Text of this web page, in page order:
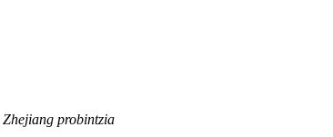
probintzia